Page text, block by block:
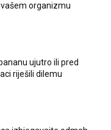
organizmu
ujutro ili pred
riješili dilemu